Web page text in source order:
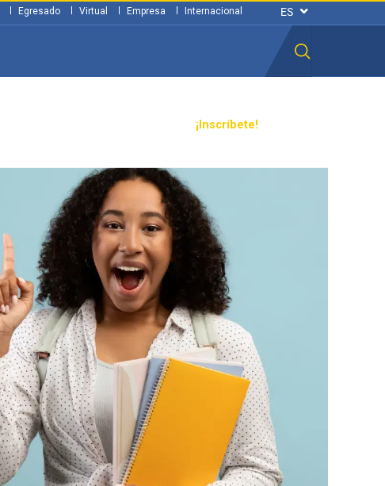
¡Inscríbete!
Egresado Virtual Empresa Internacional